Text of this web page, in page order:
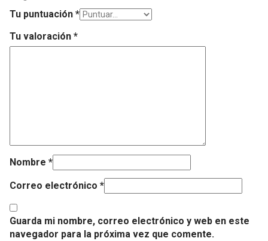
Tu puntuación *
Tu valoración *
Nombre *
Correo electrónico *
Guarda mi nombre, correo electrónico y web en este
navegador para la próxima vez que comente.